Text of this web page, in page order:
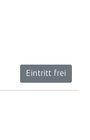
Eintritt frei